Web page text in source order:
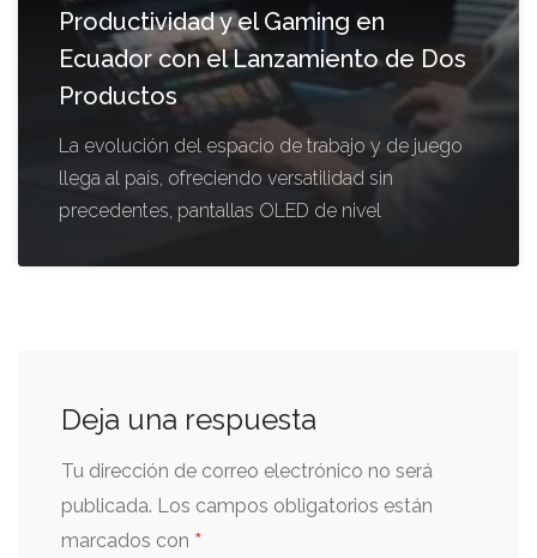
Productividad y el Gaming en
Ecuador con el Lanzamiento de Dos
Productos
La evolución del espacio de trabajo y de juego
llega al país, ofreciendo versatilidad sin
precedentes, pantallas OLED de nivel
Deja una respuesta
Tu dirección de correo electrónico no será
publicada. Los campos obligatorios están
marcados con *